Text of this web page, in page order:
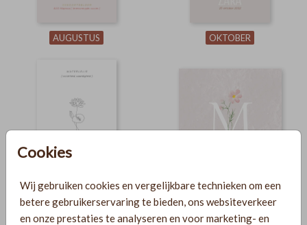
Cookies
Wij gebruiken cookies en vergelijkbare technieken om een
betere gebruikerservaring te bieden, ons websiteverkeer
en onze prestaties te analyseren en voor marketing- en
AUGUSTUS OKTOBER